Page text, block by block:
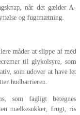
når det gælder A-
og fugtmætning.
måder at slippe af med
til glykolsyre, som
som udover at have let
hudbarrieren.
som fagligt betegnes
mælkesukker, frugt, ris